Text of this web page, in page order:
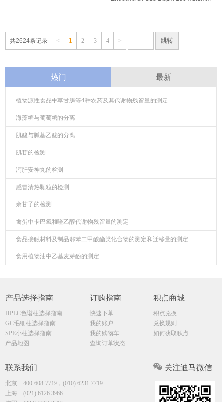
共2624条记录 < 1 2 3 4 >
热门 最新
植物源性食品中草甘膦等4种农药及其代谢物残留量的测定
海藻糖与葡萄糖的分离
肌酸与胍基乙酸的分离
肌苷的检测
泻肝安神丸的检测
感冒清热颗粒的检测
余甘子的检测
禽蛋中卡巴氧和喹乙醇代谢物残留量的测定
食品接触材料及制品邻苯二甲酸酯类化合物的测定和迁移量的测定
食用植物油中乙基麦芽酚的测定
产品选择指南
HPLC色谱柱选择指南
GC毛细柱选择指南
SPE小柱选择指南
产品地图
订购指南
快速下单
我的账户
我的购物车
查询订单状态
积点商城
积点兑换
兑换规则
如何获取积点
联系我们
北京400-608-7719，(010) 6231.7719
上海(021) 6126.3966
关注迪马微信